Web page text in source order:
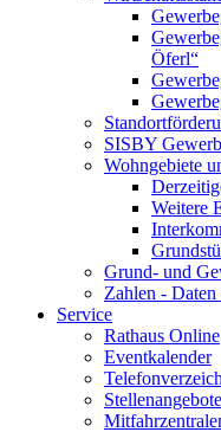
Öferl“
SISBY
Wohngebiete
Weitere
Grund- und
Zahlen - Daten
Service
Rathaus Online
Eventkalender